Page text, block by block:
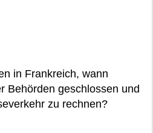
in Frankreich, wann
Behörden geschlossen und
zu rechnen?